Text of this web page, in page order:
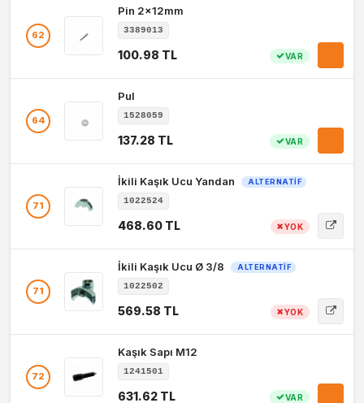
62
Pin 2x12mm
3389013
100.98 TL VAR
64
Pul
1528059
137.28 TL VAR
71
İkili Kaşık Ucu Yandan ALTERNATIF
1022524
468.60 TL YOK
71
İkili Kaşık Ucu Ø 3/8 ALTERNATIF
1022502
569.58 TL YOK
72
Kaşık Sapı M12
1241501
631.62 TL VAR